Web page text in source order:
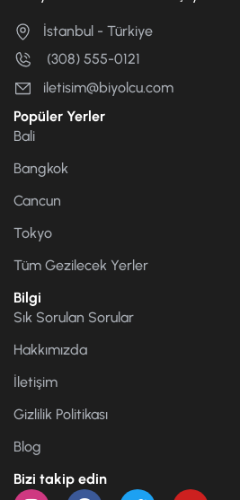
İstanbul - Türkiye
(308) 555-0121
iletisim@biyolcu.com
Popüler Yerler
Bali
Bangkok
Cancun
Tokyo
Tüm Gezilecek Yerler
Bilgi
Sık Sorulan Sorular
Hakkımızda
İletişim
Gizlilik Politikası
Blog
Bizi takip edin